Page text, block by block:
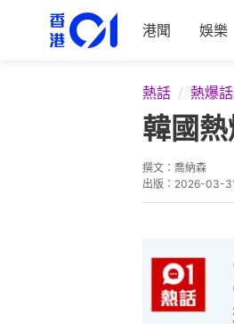
港聞 娛樂
熱話 熱爆
韓國
撰文： 喬納森
出版： 2026-03-